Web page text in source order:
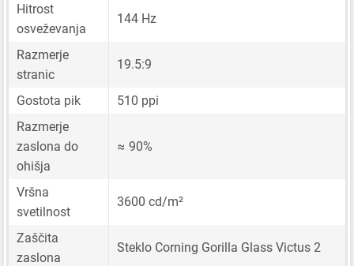
Hitrost
osveževanja
144 Hz
Razmerje
stranic
19.5:9
Gostota pik
510 ppi
Razmerje
zaslona do
ohišja
≈ 90%
Vršna
svetilnost
3600 cd/m²
Zaščita
zaslona
Steklo Corning Gorilla Glass Victus 2